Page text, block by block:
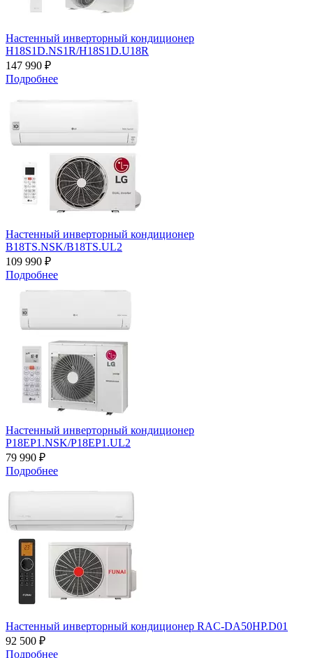
Настенный инверторный кондиционер
H18S1D.NS1R/H18S1D.U18R
147 990 ₽
Подробнее
Настенный инверторный кондиционер
B18TS.NSK/B18TS.UL2
109 990 ₽
Подробнее
Настенный инверторный кондиционер
P18EP1.NSK/P18EP1.UL2
79 990 ₽
Подробнее
Настенный инверторный кондиционер RAC-DA50HP.D01
92 500 ₽
Подробнее